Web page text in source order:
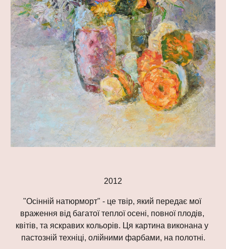
2012
"Осінній натюрморт" - це твір, який передає мої
враження від багатої теплої осені, повної плодів,
квітів, та яскравих кольорів. Ця картина виконана у
пастозній техніці, олійними фарбами, на полотні.